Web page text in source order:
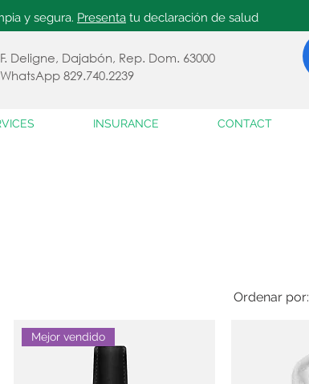
y segura. Presenta tu declaración de salud
Deligne, Dajabón, Rep. Dom. 63000
829.740.2239
INSURANCE CONTACT
Ordenar por:
Mejor vendido